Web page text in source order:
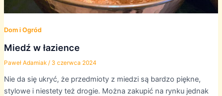
Dom i Ogród
Miedź w łazience
Paweł Adamiak / 3 czerwca 2024
Nie da się ukryć, że przedmioty z miedzi są bardzo piękne,
stylowe i niestety też drogie. Można zakupić na rynku jednak